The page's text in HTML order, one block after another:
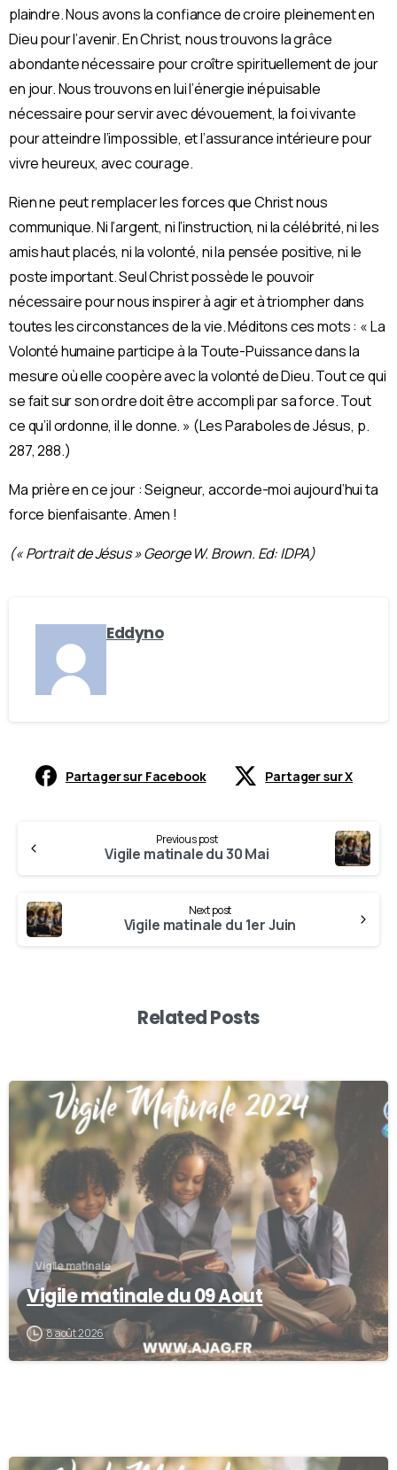
plaindre. Nous avons la confiance de croire pleinement en
Dieu pour l’avenir. En Christ, nous trouvons la grâce
abondante nécessaire pour croître spirituellement de jour
en jour. Nous trouvons en lui l’énergie inépuisable
nécessaire pour servir avec dévouement, la foi vivante
pour atteindre l’impossible, et l’assurance intérieure pour
vivre heureux, avec courage.
Rien ne peut remplacer les forces que Christ nous
communique. Ni l’argent, ni l’instruction, ni la célébrité, ni les
amis haut placés, ni la volonté, ni la pensée positive, ni le
poste important. Seul Christ possède le pouvoir
nécessaire pour nous inspirer à agir et à triompher dans
toutes les circonstances de la vie. Méditons ces mots : « La
Volonté humaine participe à la Toute-Puissance dans la
mesure où elle coopère avec la volonté de Dieu. Tout ce qui
se fait sur son ordre doit être accompli par sa force. Tout
ce qu’il ordonne, il le donne. » (Les Paraboles de Jésus, p.
287, 288.)
Ma prière en ce jour : Seigneur, accorde-moi aujourd’hui ta
force bienfaisante. Amen !
(« Portrait de Jésus » George W. Brown. Ed: IDPA)
Eddyno
Partager sur Facebook Partager sur X
Previous post
Vigile matinale du 30 Mai
Next post
Vigile matinale du 1er Juin
Related Posts
Vigile matinale
Vigile matinale du 09 Aout
8 août 2026